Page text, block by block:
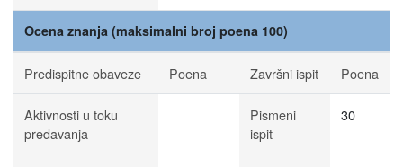
Ocena znanja (maksimalni broj poena 100)
Predispitne obaveze Poena Završni ispit Poena
Aktivnosti u toku
predavanja
Pismeni
ispit
30